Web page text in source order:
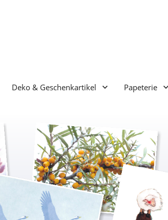
Deko & Geschenkartikel Papeterie